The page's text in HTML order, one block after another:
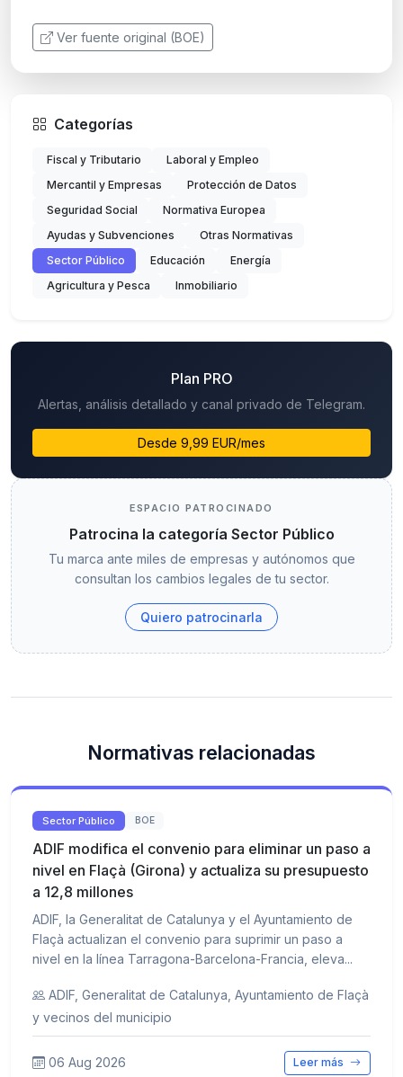
Ver fuente original (BOE)
Categorías
Fiscal y Tributario
Laboral y Empleo
Mercantil y Empresas
Protección de Datos
Seguridad Social
Normativa Europea
Ayudas y Subvenciones
Otras Normativas
Sector Público
Educación
Energía
Agricultura y Pesca
Inmobiliario
Plan PRO
Alertas, análisis detallado y canal privado de Telegram.
Desde 9,99 EUR/mes
ESPACIO PATROCINADO
Patrocina la categoría Sector Público
Tu marca ante miles de empresas y autónomos que
consultan los cambios legales de tu sector.
Quiero patrocinarla
Normativas relacionadas
Sector Público BOE
ADIF modifica el convenio para eliminar un paso a
nivel en Flaçà (Girona) y actualiza su presupuesto
a 12,8 millones
ADIF, la Generalitat de Catalunya y el Ayuntamiento de
Flaçà actualizan el convenio para suprimir un paso a
nivel en la línea Tarragona-Barcelona-Francia, eleva...
ADIF, Generalitat de Catalunya, Ayuntamiento de Flaçà
y vecinos del municipio
06 Aug 2026 Leer más